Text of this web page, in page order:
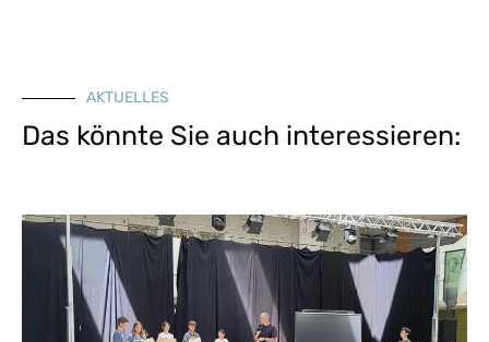
AKTUELLES
Das könnte Sie auch interessieren: